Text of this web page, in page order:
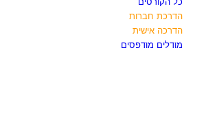
הדרכת חברות
הדרכה אישית
מודלים מודפסים